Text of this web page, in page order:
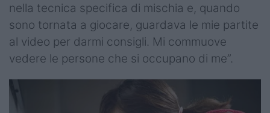
nella tecnica specifica di mischia e, quando
sono tornata a giocare, guardava le mie partite
al video per darmi consigli. Mi commuove
vedere le persone che si occupano di me”.